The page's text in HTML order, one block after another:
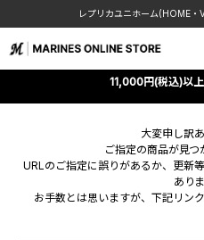
レプリカユニホーム(HOME
11,000円(税込)以
大変申し訳
ご指定の商品が見つ
URLのご指定に誤りがあるか、更新
ありま
お手数とは思いますが、下記リン